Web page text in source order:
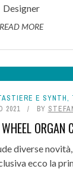
Designer
READ MORE
E SYNTH,
2021 BY
ORGAN
diverse
ecco la